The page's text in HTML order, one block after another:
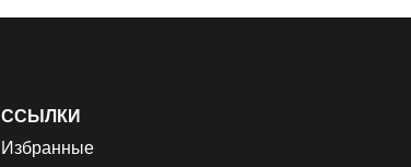
ССЫЛКИ
Избранные